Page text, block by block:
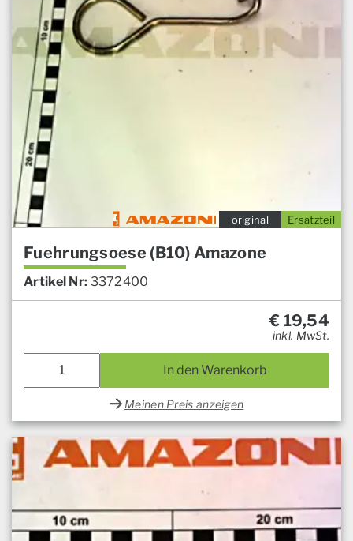
Ersatzteil
original
Fuehrungsoese (B10) Amazone
Artikel Nr: 3372400
€ 19,54
inkl. MwSt.
In den Warenkorb
Meinen Preis anzeigen